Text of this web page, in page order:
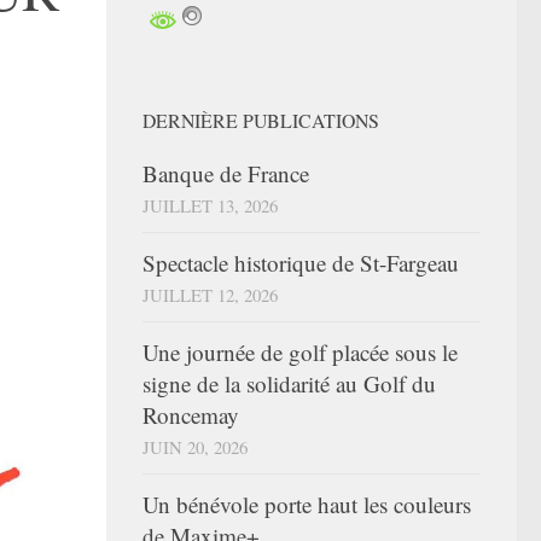
DERNIÈRE PUBLICATIONS
Banque de France
JUILLET 13, 2026
Spectacle historique de St-Fargeau
JUILLET 12, 2026
Une journée de golf placée sous le
signe de la solidarité au Golf du
Roncemay
JUIN 20, 2026
Un bénévole porte haut les couleurs